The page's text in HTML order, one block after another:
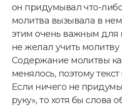
он придумывал что-
молитва вызывала в
этим очень важным для
не желал учить молитву
Содержание молитвы
менялось, поэтому
Если ничего не
руку», то хотя бы слова